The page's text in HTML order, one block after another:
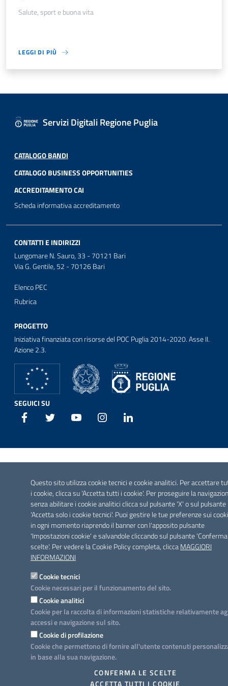
Questo sito utilizza cookie tecnici e cookie analitici. Per accettare
i cookie, clicca su 'Accetta tutti i cookie'. Per proseguire la
senza abilitare i cookie analitici clicca sul pulsante 'X' o sul pulsante
'Accetta solo i cookie tecnici'. Puoi gestire le tue preferenze sui
in ogni momento riaprendo il banner con l'apposito pulsante
'Impostazioni cookie' e salvandole cliccando sul pulsante
scelte'. Per vedere la Cookie Policy completa, cliccaMAGGIORI
INFORMAZIONI
Cookie tecnici
Cookie necessari per il funzionamento del sito.
Cookie analitici
Cookie per la raccolta di informazioni statistiche relativamente
accessi e navigazione sul sito.
Cookie di profilazione
Cookie che permettono di fornire all'utente contenuti
in base alla sua navigazione.
CONFERMA LE SCELTE
Salute, sport e buona vita
LEGGI DI PIÙ
Servizi Digitali Regione Puglia
CATALOGO BANDI
CATALOGO BUSINESS OPPORTUNITIES
ACCREDITAMENTO CAI
Scheda informativa accreditamento
CONTATTI E INDIRIZZI
Lungomare N. Sauro, 33 - 70121 Bari
Via G. Gentile, 52 - 70126 Bari
Elenco PEC
Rubrica
PROGETTO
Iniziativa finanziata con risorse del POC Puglia 2014-2020. Asse II.
Azione 2.3.
SEGUICI SU
Facebook Twitter Youtube Instagram